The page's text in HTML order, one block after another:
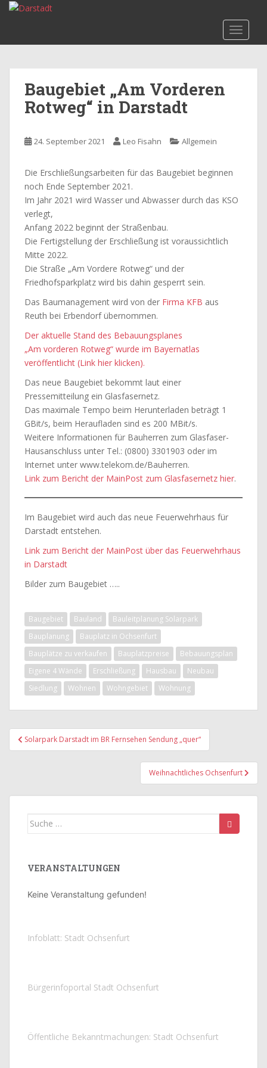
p
Baugebiet „Am Vorderen
Rotweg“ in Darstadt
24. September 2021 Leo Fisahn Allgemein
Die Erschließungsarbeiten für das Baugebiet beginnen
noch Ende September 2021.
Im Jahr 2021 wird Wasser und Abwasser durch das KSO
verlegt,
Anfang 2022 beginnt der Straßenbau.
Die Fertigstellung der Erschließung ist voraussichtlich
Mitte 2022.
Die Straße „Am Vordere Rotweg“ und der
Friedhofsparkplatz wird bis dahin gesperrt sein.
Das Baumanagement wird von der Firma KFB aus
Reuth bei Erbendorf übernommen.
Der aktuelle Stand des Bebauungsplanes
„Am vorderen Rotweg“ wurde im Bayernatlas
veröffentlicht (Link hier klicken).
Das neue Baugebiet bekommt laut einer
Pressemitteilung ein Glasfasernetz.
Das maximale Tempo beim Herunterladen beträgt 1
GBit/s, beim Heraufladen sind es 200 MBit/s.
Weitere Informationen für Bauherren zum Glasfaser-
Hausanschluss unter Tel.: (0800) 3301903 oder im
Internet unter www.telekom.de/Bauherren.
Link zum Bericht der MainPost zum Glasfasernetz hier.
Im Baugebiet wird auch das neue Feuerwehrhaus für
Darstadt entstehen.
Link zum Bericht der MainPost über das Feuerwehrhaus
in Darstadt
Bilder zum Baugebiet …..
Baugebiet Bauland
Bauleitplanung Solarpark
Bauplanung
Bauplatz in Ochsenfurt
Bauplätze zu verkaufen
Bauplatzpreise
Bebauungsplan
Eigene 4 Wände
Erschließung Hausbau
Neubau
Siedlung
Wohnen Wohngebiet Wohnung
Beitragsnavigation
Solarpark Darstadt im BR Fernsehen Sendung „quer“
Weihnachtliches Ochsenfurt
Suche
VERANSTALTUNGEN
Keine Veranstaltung gefunden!
Infoblatt: Stadt Ochsenfurt
Bürgerinfoportal Stadt Ochsenfurt
Öffentliche Bekanntmachungen: Stadt Ochsenfurt